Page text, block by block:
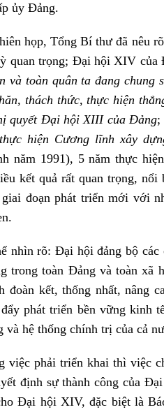
ủy Đảng.
họp, Tổng Bí thư đã nêu
quan trọng; Đại hội XIV của
và toàn quân ta đang
thách thức, thực hiện
quyết Đại hội XIII của Đảng;
hiện Cương lĩnh xây
năm 1991), 5 năm thực
kết quả rất quan trọng,
đoạn phát triển mới với
nhìn rõ: Đại hội đảng bộ
trong toàn Đảng và toàn xã
đoàn kết, thống nhất, nâng
phát triển bền vững kinh
và hệ thống chính trị của cả
việc phải triển khai thì việc
định sự thành công của
Đại hội XIV, đặc biệt là